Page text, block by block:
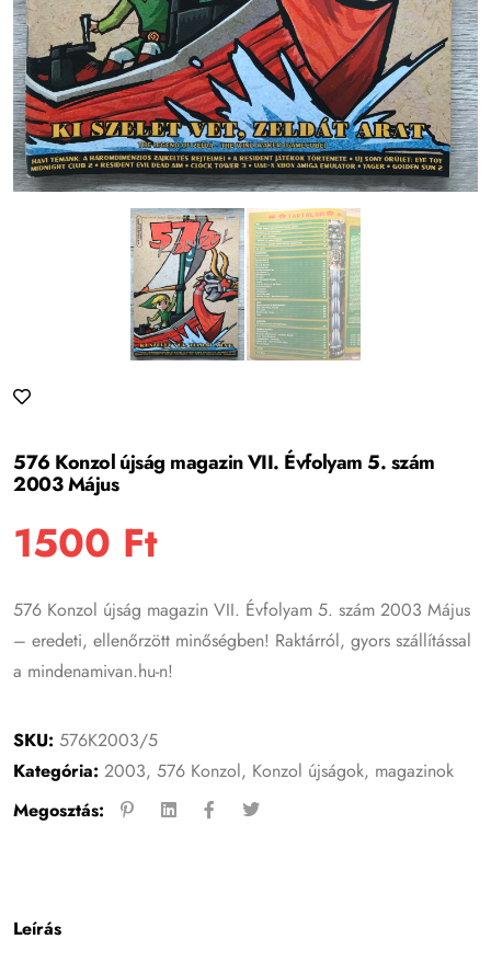
576 Konzol újság magazin VII. Évfolyam 5. szám
2003 Május
1500 Ft
576 Konzol újság magazin VII. Évfolyam 5. szám 2003 Május
– eredeti, ellenőrzött minőségben! Raktárról, gyors szállítással
a mindenamivan.hu-n!
SKU:576K2003/5
Kategória: 2003,576 Konzol, Konzol újságok, magazinok
Megosztás:
Leírás